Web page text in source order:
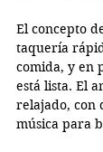
El concepto
taquería
comida, y en
está lista. El
relajado, con
música para